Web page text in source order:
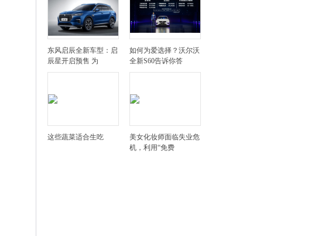
东风启辰全新车型：启
辰星开启预售 为
如何为爱选择？沃尔沃
全新S60告诉你答
这些蔬菜适合生吃
美女化妆师面临失业危
机，利用“免费